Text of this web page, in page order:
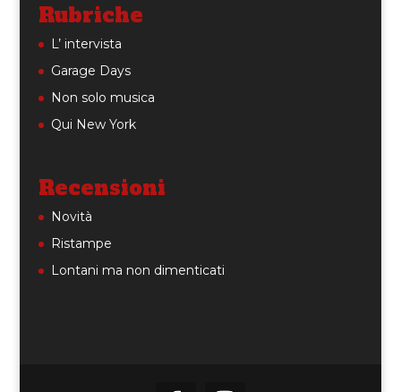
Rubriche
L’ intervista
Garage Days
Non solo musica
Qui New York
Recensioni
Novità
Ristampe
Lontani ma non dimenticati